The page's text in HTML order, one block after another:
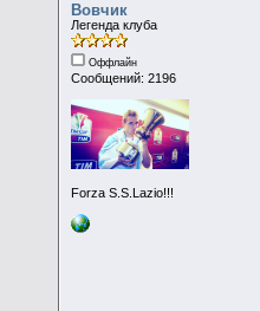
Вовчик
Легенда клуба
Оффлайн
Сообщений: 2196
Forza S.S.Lazio!!!